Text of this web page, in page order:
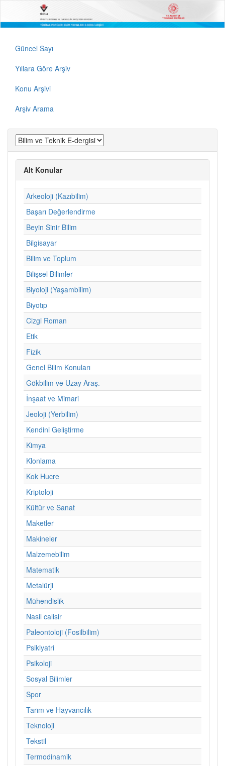
Güncel Sayı
Yıllara Göre Arşiv
Konu Arşivi
Arşiv Arama
Alt Konular
Arkeoloji (Kazıbilim)
Başarı Değerlendirme
Beyin Sinir Bilim
Bilgisayar
Bilim ve Toplum
Bilişsel Bilimler
Biyoloji (Yaşambilim)
Biyotıp
Cizgi Roman
Etik
Fizik
Genel Bilim Konuları
Gökbilim ve Uzay Araş.
İnşaat ve Mimari
Jeoloji (Yerbilim)
Kendini Geliştirme
Kimya
Klonlama
Kok Hucre
Kriptoloji
Kültür ve Sanat
Maketler
Makineler
Malzemebilim
Matematik
Metalürji
Mühendislik
Nasil calisir
Paleontoloji (Fosilbilim)
Psikiyatri
Psikoloji
Sosyal Bilimler
Spor
Tarım ve Hayvancılık
Teknoloji
Tekstil
Termodinamik